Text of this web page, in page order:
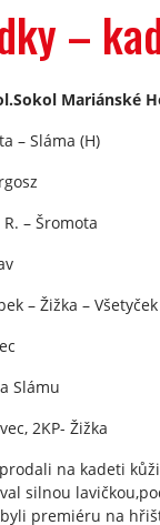
–
Mariánské
(H)
– Všetyček –
Slámu
2KP- Žižka
na kadeti
silnou
premiéru na